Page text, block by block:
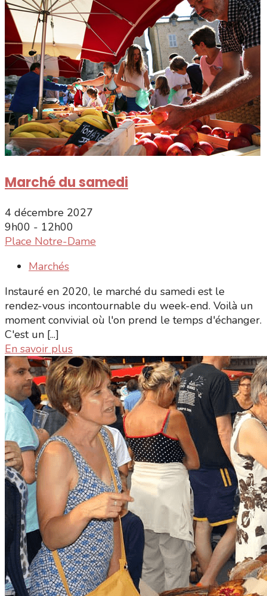
Marché du samedi
4 décembre 2027
9h00 - 12h00
Place Notre-Dame
Marchés
Instauré en 2020, le marché du samedi est le
rendez-vous incontournable du week-end. Voilà un
moment convivial où l'on prend le temps d'échanger.
C'est un [...]
En savoir plus